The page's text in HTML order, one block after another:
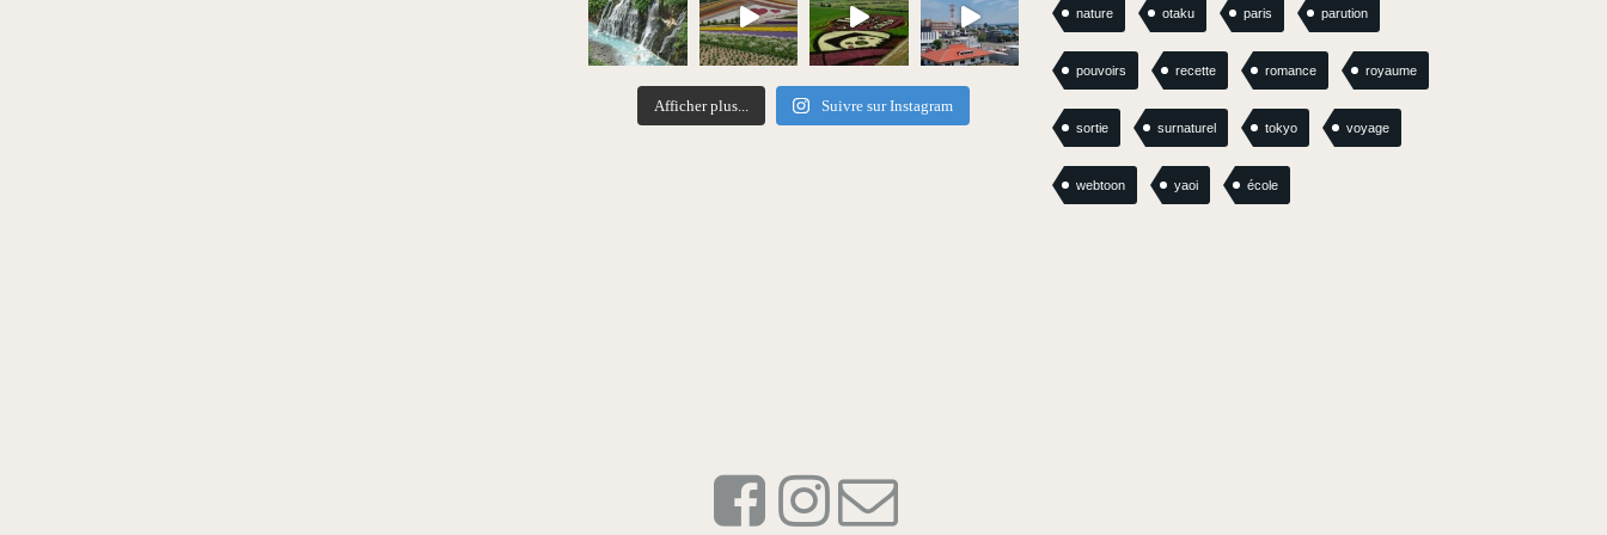
Afficher plus... Suivre sur Instagram
nature otaku paris parution
pouvoirs recette romance royaume
sortie surnaturel tokyo voyage
webtoon yaoi école